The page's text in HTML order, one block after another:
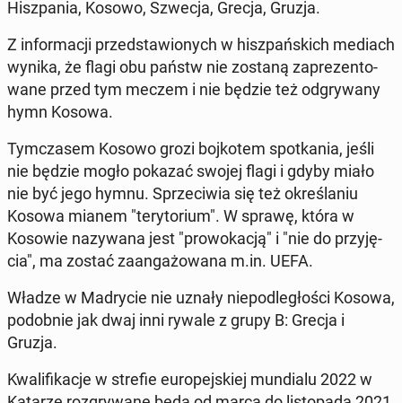
Hisz­pa­nia, Kosowo, Szwecja, Grecja, Gruzja.
Z in­for­ma­cji przed­sta­wio­nych w hisz­pań­skich mediach
wynika, że flagi obu państw nie zostaną za­pre­zen­to­
wa­ne przed tym meczem i nie będzie też od­gry­wa­ny
hymn Kosowa.
Tym­cza­sem Kosowo grozi boj­ko­tem spo­tka­nia, jeśli
nie będzie mogło pokazać swojej flagi i gdyby miało
nie być jego hymnu. Sprze­ci­wia się też okre­śla­niu
Kosowa mianem "te­ry­to­rium". W sprawę, która w
Kosowie na­zy­wa­na jest "pro­wo­ka­cją" i "nie do przy­ję­
cia", ma zostać za­an­ga­żo­wa­na m.in. UEFA.
Władze w Ma­dry­cie nie uznały nie­pod­le­gło­ści Kosowa,
po­dob­nie jak dwaj inni rywale z grupy B: Grecja i
Gruzja.
Kwa­li­fi­ka­cje w strefie eu­ro­pej­skiej mun­dia­lu 2022 w